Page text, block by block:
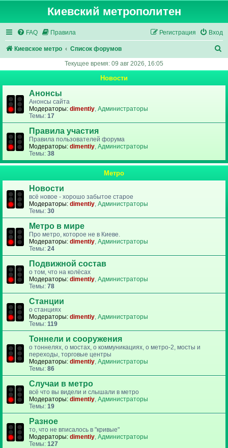
Киевский метрополитен
FAQ Правила Вход
Регистрация
Киевское метро Список форумов
Текущее время: 09 авг 2026, 16:05
Новости
Анонсы
Анонсы сайта
Модераторы: dimentiy, Администраторы
Темы: 17
Правила участия
Правила пользователей форума
Модераторы: dimentiy, Администраторы
Темы: 38
Метро
Новости
всё новое - хорошо забытое старое
Модераторы: dimentiy, Администраторы
Темы: 30
Метро в мире
Про метро, которое не в Киеве.
Модераторы: dimentiy, Администраторы
Темы: 24
Подвижной состав
о том, что на колёсах
Модераторы: dimentiy, Администраторы
Темы: 78
Станции
о станциях
Модераторы: dimentiy, Администраторы
Темы: 119
Тоннели и сооружения
о тоннелях, о мостах, о коммуникациях, о метро-2, мосты и
переходы, торговые центры
Модераторы: dimentiy, Администраторы
Темы: 86
Случаи в метро
всё что вы видели и слышали в метро
Модераторы: dimentiy, Администраторы
Темы: 19
Разное
то, что не вписалось в "кривые"
Модераторы: dimentiy, Администраторы
Темы: 127